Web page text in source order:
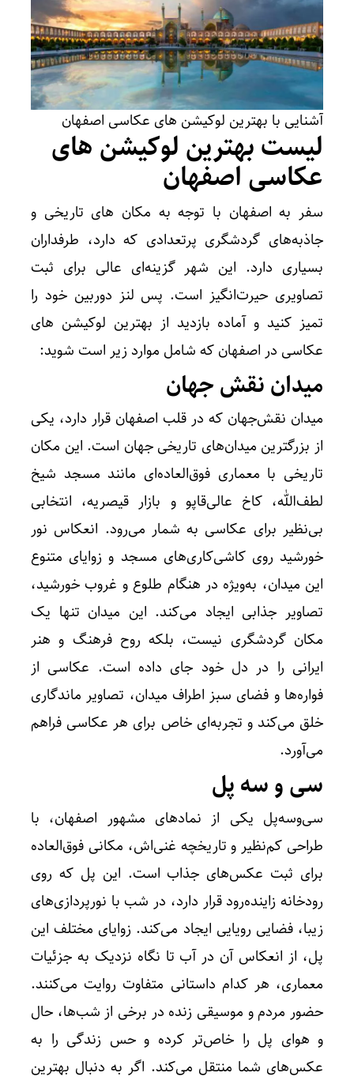
آشنایی با بهترین لوکیشن های عکاسی اصفهان
لیست بهترین لوکیشن های
عکاسی اصفهان
سفر به اصفهان با توجه به مکان های تاریخی و
جاذبه‌های گردشگری پرتعدادی که دارد، طرفداران
بسیاری دارد. این شهر گزینه‌ای عالی برای ثبت
تصاویری حیرت‌انگیز است. پس لنز دوربین خود را
تمیز کنید و آماده‌ بازدید از بهترین لوکیشن های
عکاسی در اصفهان که شامل موارد زیر است شوید:
میدان نقش جهان
میدان نقش‌جهان که در قلب اصفهان قرار دارد، یکی
از بزرگترین میدان‌های تاریخی جهان است. این مکان
تاریخی با معماری فوق‌العاده‌ای مانند مسجد شیخ
لطف‌الله، کاخ عالی‌قاپو و بازار قیصریه، انتخابی
بی‌نظیر برای عکاسی به شمار می‌رود. انعکاس نور
خورشید روی کاشی‌کاری‌های مسجد و زوایای متنوع
این میدان، به‌ویژه در هنگام طلوع و غروب خورشید،
تصاویر جذابی ایجاد می‌کند. این میدان تنها یک
مکان گردشگری نیست، بلکه روح فرهنگ و هنر
ایرانی را در دل خود جای داده است. عکاسی از
فواره‌ها و فضای سبز اطراف میدان، تصاویر ماندگاری
خلق می‌کند و تجربه‌ای خاص برای هر عکاسی فراهم
می‌آورد.
سی و سه پل
سی‌وسه‌پل یکی از نمادهای مشهور اصفهان، با
طراحی کم‌نظیر و تاریخچه غنی‌اش، مکانی فوق‌العاده
برای ثبت عکس‌های جذاب است. این پل که روی
رودخانه زاینده‌رود قرار دارد، در شب با نورپردازی‌های
زیبا، فضایی رویایی ایجاد می‌کند. زوایای مختلف این
پل، از انعکاس آن در آب تا نگاه نزدیک به جزئیات
معماری، هر کدام داستانی متفاوت روایت می‌کنند.
حضور مردم و موسیقی زنده در برخی از شب‌ها، حال
و هوای پل را خاص‌تر کرده و حس زندگی را به
عکس‌های شما منتقل می‌کند. اگر به دنبال بهترین